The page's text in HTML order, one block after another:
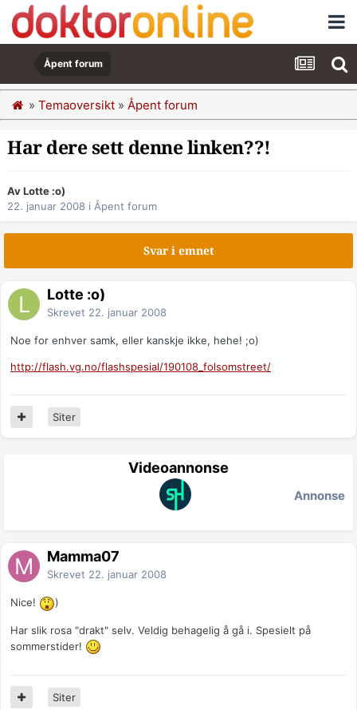
Åpent forum
» Temaoversikt » Åpent forum
Har dere sett denne linken??!
Av Lotte :o)
22. januar 2008 i Åpent forum
Svar i emnet
Lotte :o)
Skrevet 22. januar 2008
Noe for enhver samk, eller kanskje ikke, hehe! ;o)
http://flash.vg.no/flashspesial/190108_folsomstreet/
Siter
Videoannonse
Annonse
Mamma07
Skrevet 22. januar 2008
Nice! )
Har slik rosa "drakt" selv. Veldig behagelig å gå i. Spesielt på
sommerstider!
Siter